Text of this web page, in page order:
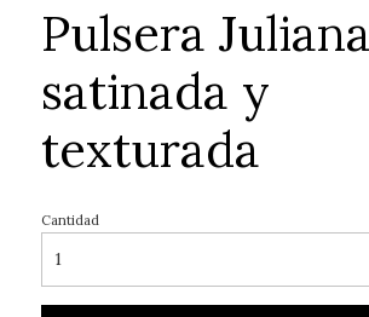
Pulsera Juliana
satinada y
texturada
Cantidad